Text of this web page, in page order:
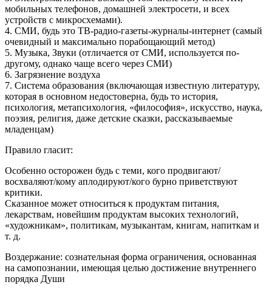
мобильных телефонов, домашней электросети, и всех
устройств с микросхемами).
4. СМИ, будь это ТВ-радио-газеты-журналы-интернет (самый
очевидный и максимально порабощающий метод)
5. Музыка, Звуки (отличается от СМИ, используется по-
другому, однако чаще всего через СМИ)
6. Загрязнение воздуха
7. Система образования (включающая известную литературу,
которая в основном недостоверна, будь то история,
психология, метапсихология, «философия», искусство, наука,
поэзия, религия, даже детские сказки, рассказываемые
младенцам)
Правило гласит:
Особенно осторожен будь с теми, кого продвигают/
восхваляют/кому аплодируют/кого бурно приветствуют
критики.
Сказанное может относиться к продуктам питания,
лекарствам, новейшим продуктам высоких технологий,
«художникам», политикам, музыкантам, книгам, напиткам и
т. д.
Воздержание: сознательная форма ограничения, основанная
на самопознании, имеющая целью достижение внутреннего
порядка Души